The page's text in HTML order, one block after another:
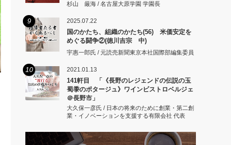
杉山 厳海 / 名古屋大原学園 学園長
9 2025.07.22
国のかたち、組織のかたち(56) 米価安定を
めぐる闘争②(徳川吉宗 中)
宇惠一郎氏 / 元読売新聞東京本社国際部編集委員
10 2021.01.13
141軒目 「《長野のレジェンドの伝説の玉
蜀黍のポタージュ》ワインビストロベルジェ
＠長野市」
大久保一彦氏 / 日本の将来のために創業・第二創
業・イノベーションを支援する有限会社 代表